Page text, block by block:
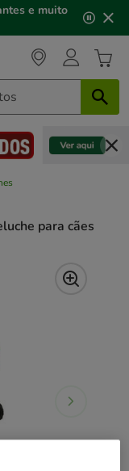
e muito
para cães